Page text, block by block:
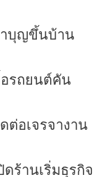
ำบุญขึ้นบ้าน
รถยนต์คัน
ต่อเจรจางาน
ร้านเริ่มธุรกิจ